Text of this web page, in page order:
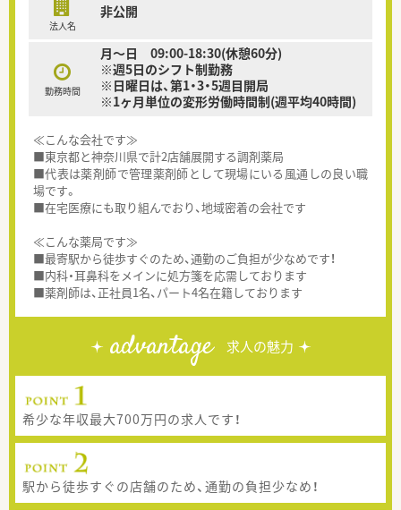
法人名
非公開
勤務時間
月～日 09:00-18:30(休憩60分)
※週5日のシフト制勤務
※日曜日は、第1・3・5週目開局
※1ヶ月単位の変形労働時間制(週平均40時間)
≪こんな会社です≫
■東京都と神奈川県で計2店舗展開する調剤薬局
■代表は薬剤師で管理薬剤師として現場にいる風通しの良い職
場です。
■在宅医療にも取り組んでおり、地域密着の会社です
≪こんな薬局です≫
■最寄駅から徒歩すぐのため、通勤のご負担が少なめです！
■内科・耳鼻科をメインに処方箋を応需しております
■薬剤師は、正社員1名、パート4名在籍しております
advantage 求人の魅力
希少な年収最大700万円の求人です！
駅から徒歩すぐの店舗のため、通勤の負担少なめ！